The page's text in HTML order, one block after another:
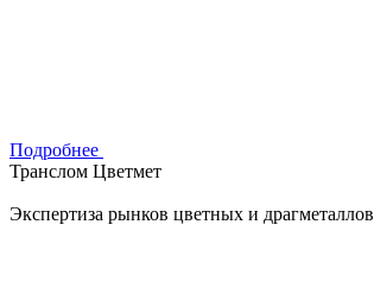
Подробнее
Транслом Цветмет
Экспертиза рынков цветных и драгметаллов